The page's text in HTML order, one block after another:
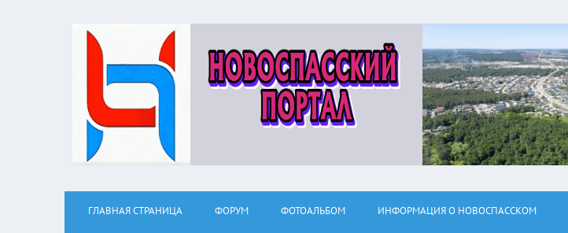
ГЛАВНАЯ СТРАНИЦА ФОРУМ ФОТОАЛЬБОМ ИНФОРМАЦИЯ О НОВОСПАССКОМ